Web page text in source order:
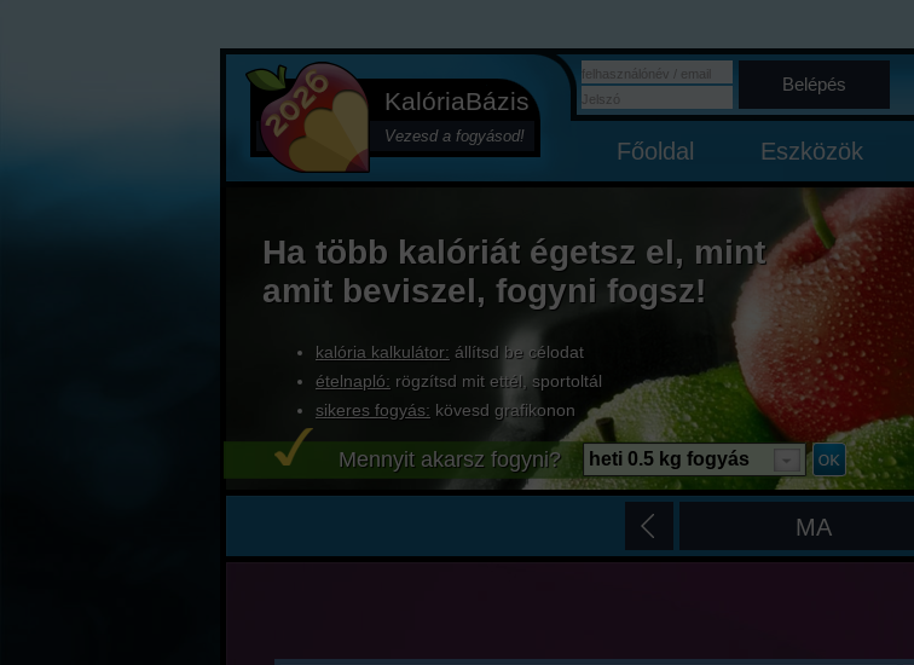
KalóriaBázis
Vezesd a fogyásod!
Belépés
Főoldal Eszközök
Ha több kalóriát égetsz el, mint
amit beviszel, fogyni fogsz!
kalória kalkulátor: állítsd be célodat
ételnapló: rögzítsd mit ettél, sportoltál
sikeres fogyás: kövesd grafikonon
Mennyit akarsz fogyni? heti 0.5 kg fogyás
MA